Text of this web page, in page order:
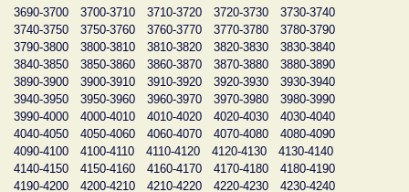
3690-3700
3700-3710 3710-3720 3720-3730
3730-3740
3740-3750
3750-3760 3760-3770 3770-3780
3780-3790
3790-3800
3800-3810 3810-3820 3820-3830
3830-3840
3840-3850
3850-3860 3860-3870 3870-3880
3880-3890
3890-3900
3900-3910 3910-3920 3920-3930
3930-3940
3940-3950
3950-3960 3960-3970 3970-3980
3980-3990
3990-4000
4000-4010 4010-4020 4020-4030
4030-4040
4040-4050
4050-4060 4060-4070 4070-4080
4080-4090
4090-4100
4100-4110 4110-4120 4120-4130
4130-4140
4140-4150
4150-4160 4160-4170 4170-4180
4180-4190
4190-4200
4200-4210 4210-4220 4220-4230
4230-4240